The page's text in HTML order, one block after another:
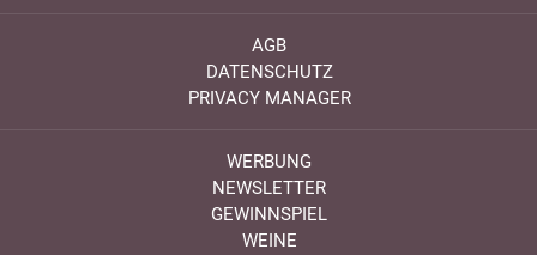
AGB
DATENSCHUTZ
PRIVACY MANAGER
WERBUNG
NEWSLETTER
GEWINNSPIEL
WEINE